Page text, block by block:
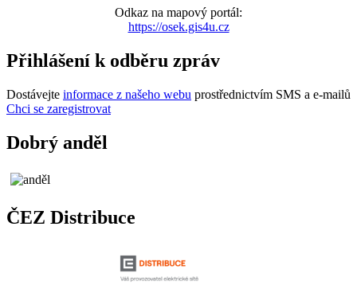
Odkaz na mapový portál:
https://osek.gis4u.cz
Přihlášení k odběru zpráv
Dostávejte informace z našeho webu prostřednictvím SMS a e-mailů
Chci se zaregistrovat
Dobrý anděl
ČEZ Distribuce